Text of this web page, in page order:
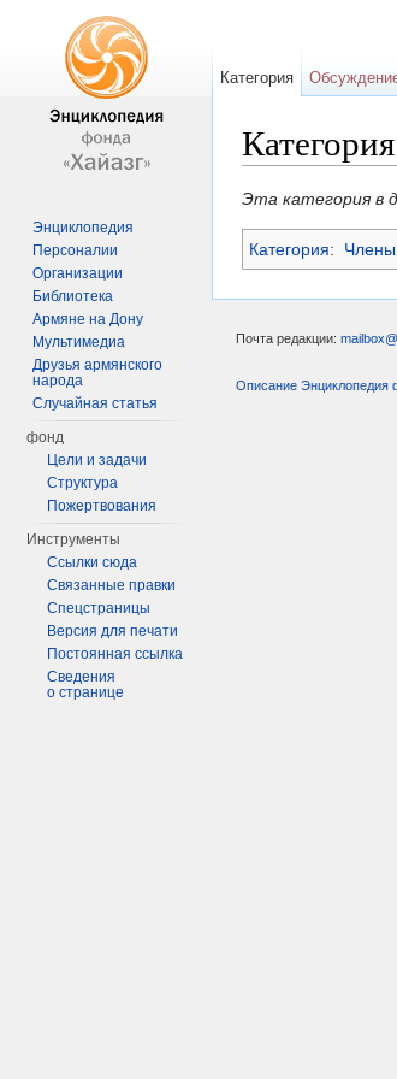
Эта категория в
Категория:
Категория
Энциклопедия
Персоналии
Организации
Библиотека
Армяне на Дону
Мультимедиа
Друзья армянского
народа
Случайная статья
фонд
Цели и задачи
Структура
Пожертвования
Инструменты
Ссылки сюда
Связанные правки
Спецстраницы
Версия для печати
Постоянная ссылка
Сведения
о странице
Почта редакции:
Описание Энциклопедия